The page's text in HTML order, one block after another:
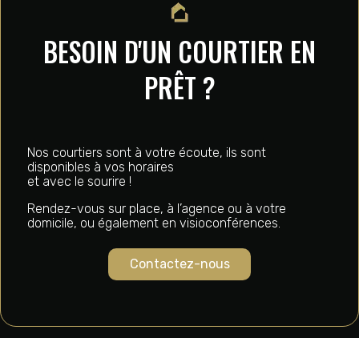
BESOIN D'UN COURTIER EN
PRÊT ?
Nos courtiers sont à votre écoute, ils sont
disponibles à vos horaires
et avec le sourire !
Rendez-vous sur place, à l’agence ou à votre
domicile, ou également en visioconférences.
Contactez-nous